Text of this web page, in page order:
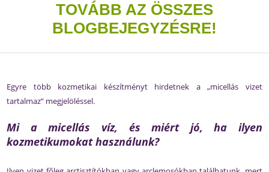
TOVÁBB AZ ÖSSZES
BLOGBEJEGYZÉSRE!
Egyre több kozmetikai készítményt hirdetnek a „micellás vizet
tartalmaz” megjelöléssel.
Mi a micellás víz, és miért jó, ha ilyen
kozmetikumokat használunk?